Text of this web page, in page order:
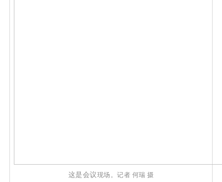
这是会议现场。记者 何瑞 摄